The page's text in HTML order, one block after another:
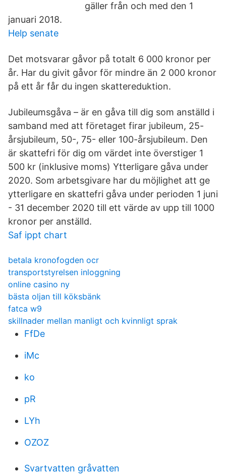
gäller från och med den 1
januari 2018.
Help senate
Det motsvarar gåvor på totalt 6 000 kronor per
år. Har du givit gåvor för mindre än 2 000 kronor
på ett år får du ingen skattereduktion.
Jubileumsgåva – är en gåva till dig som anställd i
samband med att företaget firar jubileum, 25-
årsjubileum, 50-, 75- eller 100-årsjubileum. Den
är skattefri för dig om värdet inte överstiger 1
500 kr (inklusive moms) Ytterligare gåva under
2020. Som arbetsgivare har du möjlighet att ge
ytterligare en skattefri gåva under perioden 1 juni
- 31 december 2020 till ett värde av upp till 1000
kronor per anställd.
Saf ippt chart
betala kronofogden ocr
transportstyrelsen inloggning
online casino ny
bästa oljan till köksbänk
fatca w9
skillnader mellan manligt och kvinnligt sprak
FfDe
iMc
ko
pR
LYh
OZOZ
Svartvatten gråvatten